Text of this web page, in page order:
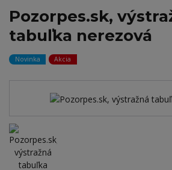
Pozorpes.sk,
tabuľka nerezová
Novinka Akcia